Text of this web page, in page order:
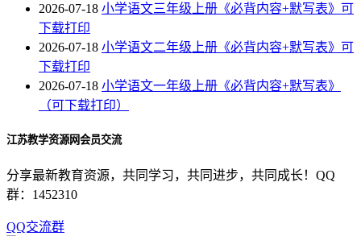
2026-07-18 小学语文三年级上册《必背内容+默写表》可
下载打印
2026-07-18 小学语文二年级上册《必背内容+默写表》可
下载打印
2026-07-18 小学语文一年级上册《必背内容+默写表》
（可下载打印）
江苏教学资源网会员交流
分享最新教育资源，共同学习，共同进步，共同成长！QQ
群：1452310
QQ交流群